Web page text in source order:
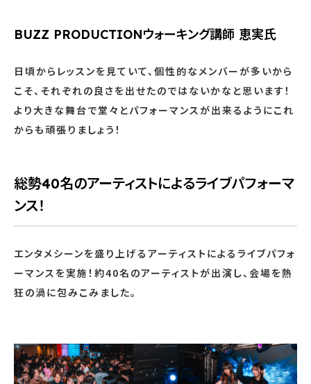
BUZZ PRODUCTIONウォーキング講師 恵実氏
日頃からレッスンを見ていて、個性的なメンバーが多いから
こそ、それぞれの良さを出せたのではないかなと思います！
より大きな舞台で堂々とパフォーマンスが出来るようにこれ
からも頑張りましょう！
総勢40名のアーティストによるライブパフォーマ
ンス！
エンタメシーンを盛り上げるアーティストによるライブパフォ
ーマンスを実施！約40名のアーティストが出演し、会場を熱
狂の渦に包みこみました。